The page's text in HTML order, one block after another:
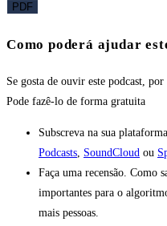
PDF
Como poderá ajudar
Se gosta de ouvir este podcast,
Pode fazê-lo de forma gratuita
Subscreva na sua
Podcasts, SoundCloud ou
Faça uma recensão. Como
importantes para o
mais pessoas.